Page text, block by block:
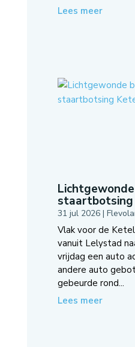
Lees meer
31 jul 2026|
Vlak voor de
vanuit Lelystad
vrijdag een auto
andere auto
gebeurde rond...
Lees meer